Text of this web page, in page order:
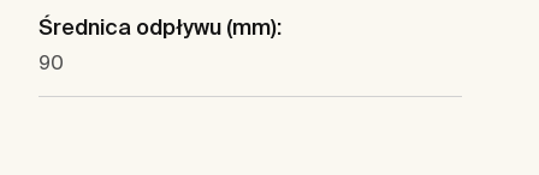
Średnica odpływu (mm):
90